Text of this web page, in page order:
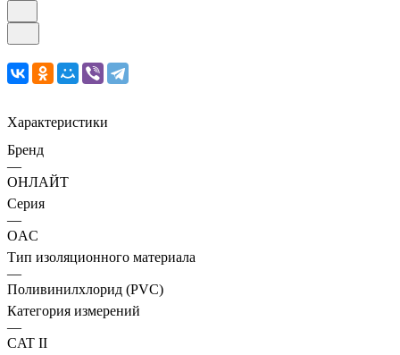
Характеристики
Бренд
—
ОНЛАЙТ
Серия
—
OAC
Тип изоляционного материала
—
Поливинилхлорид (PVC)
Категория измерений
—
CAT II